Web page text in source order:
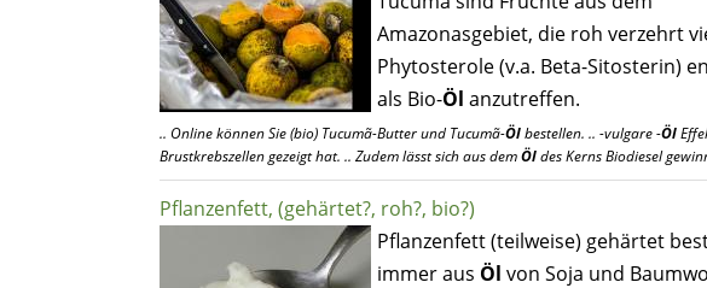
Amazonasgebiet, die roh verzehrt
Phytosterole (v.a. Beta-Sitosterin)
als Bio-Öl anzutreffen.
.. Online können Sie (bio) Tucumã-Butter und Tucumã-Ölbestellen. .. -vulgare -Öl
Brustkrebszellen gezeigt hat. .. Zudem lässt sich aus demÖldes Kerns Biodiesel
Pflanzenfett, (gehärtet?, roh?, bio?)
Pflanzenfett (teilweise) gehärtet
immer aus Öl von Soja und